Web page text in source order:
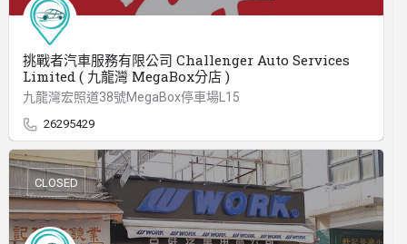
挑戰者汽車服務有限公司 Challenger Auto Services
Limited ( 九龍灣 MegaBox分店 )
九龍灣宏照道38號MegaBox停車場L15
26295429
CLOSED